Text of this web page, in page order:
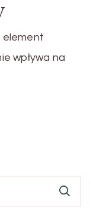
element
wpływa na